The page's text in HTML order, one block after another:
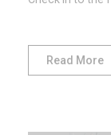
Read More